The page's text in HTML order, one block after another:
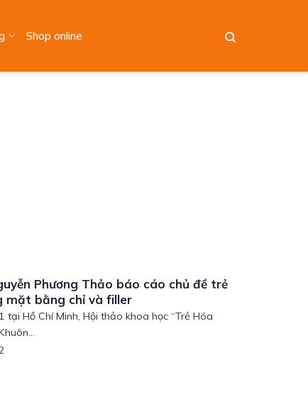
Shop online
Phương Thảo báo cáo chủ đề trẻ
mặt bằng chỉ và filler
tại Hồ Chí Minh, Hội thảo khoa học “Trẻ Hóa